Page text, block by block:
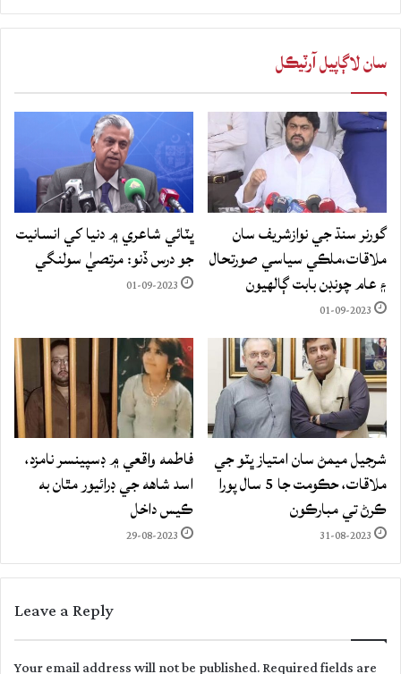
سان لاڳاپيل آرٽيڪل
گورنر سنڌ جي نوازشريف سان
ملاقات،ملڪي سياسي صورتحال
۽ عام چونڊن بابت ڳالهيون
01-09-2023
ڀٽائي شاعري ۾ دنيا کي انسانيت
جو درس ڏنو: مرتصيٰ سولنگي
01-09-2023
شرجيل ميمڻ سان امتياز ڀٽو جي
ملاقات، حڪومت جا 5 سال پورا
ڪرڻ تي مبارڪون
31-08-2023
فاطمه واقعي ۾ ڊسپينسر نامزد،
اسد شاهه جي ڊرائيور مٿان به
ڪيس داخل
29-08-2023
Leave a Reply
Your email address will not be published.Required fields are